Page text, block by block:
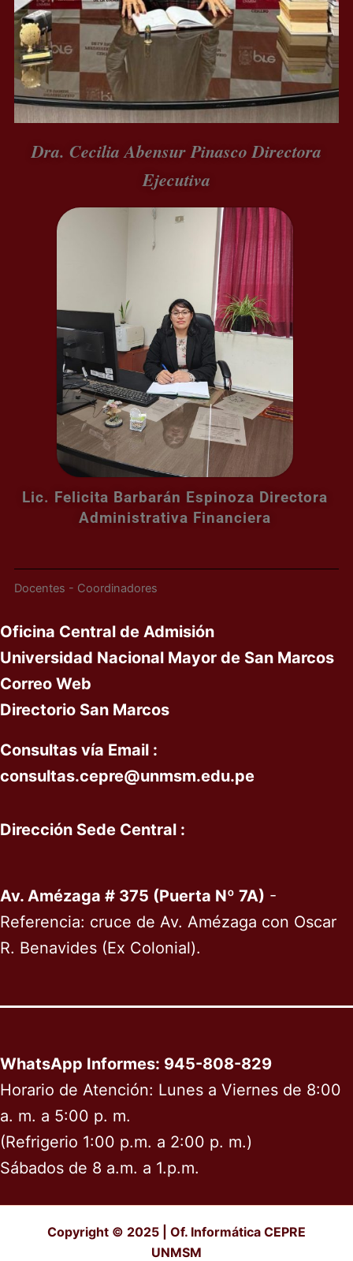
Dra. Cecilia Abensur Pinasco Directora
Ejecutiva
Lic. Felicita Barbarán Espinoza Directora
Administrativa Financiera
Docentes - Coordinadores
Oficina Central de Admisión
Universidad Nacional Mayor de San Marcos
Correo Web
Directorio San Marcos
Consultas vía Email :
consultas.cepre@unmsm.edu.pe
Dirección Sede Central :
Av. Amézaga # 375 (Puerta Nº 7A) -
Referencia: cruce de Av. Amézaga con Oscar
R. Benavides (Ex Colonial).
WhatsApp Informes: 945-808-829
Horario de Atención: Lunes a Viernes de 8:00
a. m. a 5:00 p. m.
(Refrigerio 1:00 p.m. a 2:00 p. m.)
Sábados de 8 a.m. a 1.p.m.
Copyright © 2025 | Of. Informática CEPRE
UNMSM